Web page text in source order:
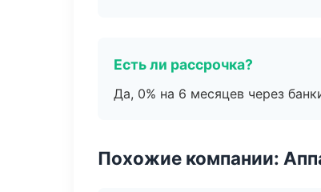
Есть ли рассрочка?
Да, 0% на 6 месяцев через
Похожие компании: